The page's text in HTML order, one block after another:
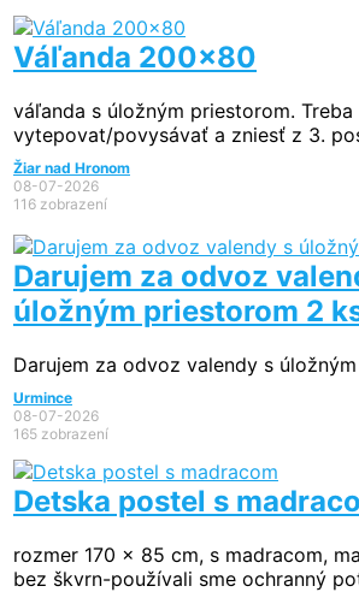
Váľanda 200x80
váľanda s úložným priestorom. Treba
vytepovat/povysávať a zniesť z 3.
Žiar nad Hronom
08-07-2026
116 zobrazení
Darujem za odvoz
úložným priestorom 2
Darujem za odvoz valendy s
Urmince
08-07-2026
165 zobrazení
Detska postel s
rozmer 170 x 85 cm, s madracom,
bez škvrn-používali sme ochranný